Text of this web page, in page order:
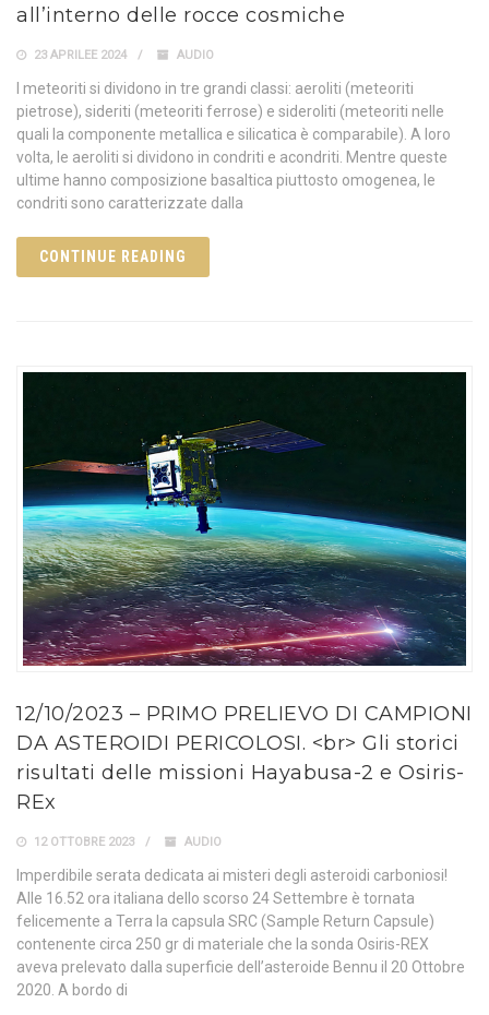
all’interno delle rocce cosmiche
23 APRILEE 2024 AUDIO
I meteoriti si dividono in tre grandi classi: aeroliti (meteoriti
pietrose), sideriti (meteoriti ferrose) e sideroliti (meteoriti nelle
quali la componente metallica e silicatica è comparabile). A loro
volta, le aeroliti si dividono in condriti e acondriti. Mentre queste
ultime hanno composizione basaltica piuttosto omogenea, le
condriti sono caratterizzate dalla
CONTINUE READING
12/10/2023 – PRIMO PRELIEVO DI CAMPIONI
DA ASTEROIDI PERICOLOSI. <br> Gli storici
risultati delle missioni Hayabusa-2 e Osiris-
REx
12 OTTOBRE 2023 AUDIO
Imperdibile serata dedicata ai misteri degli asteroidi carboniosi!
Alle 16.52 ora italiana dello scorso 24 Settembre è tornata
felicemente a Terra la capsula SRC (Sample Return Capsule)
contenente circa 250 gr di materiale che la sonda Osiris-REX
aveva prelevato dalla superficie dell’asteroide Bennu il 20 Ottobre
2020. A bordo di